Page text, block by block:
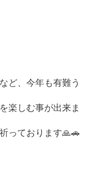
ど、今年も有難う
楽しむ事が出来ま
っております🙏🚗